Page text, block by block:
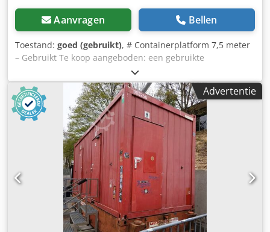
Aanvragen Bellen
Toestand: goed (gebruikt), # Containerplatform 7,5 meter
– Gebruikt Te koop aangeboden: een gebruikte
containerplatform in goede staat. ### Technische
specificaties * Lengte: 7,5 meter * Breedte: 1,05 meter
(standaard) * Merk: onbekend * Staat: gebruikt * Locatie:
Herentals (België) Deze containerplatform is geschikt voor
diverse container- en transporttoepassingen. Ideaal als
vervanging of voor een nieuwbouwproject. Direct
beschikbaar. Prijs: € 950,- exclusief BTW. Bezichtiging is
mogelijk na het maken van een afspraak. Neem gerust
contact met ons op voor meer informatie of extra foto's. ---
## Over Cevoman ✔ Meer dan 45 jaar ervaring met
vrachtwagens en bedrijfsvoertuigen ✔ Technisch gekeurd
in onze eigen werkplaats ✔ Specialist in MAN-
vrachtwagens, laadkranen en containersystemen ✔ COP-
Advertentie